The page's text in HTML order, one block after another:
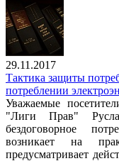
29.11.2017
Тактика защиты
потреблении
Уважаемые
"Лиги Прав"
бездоговорное
возникает на
предусматривает